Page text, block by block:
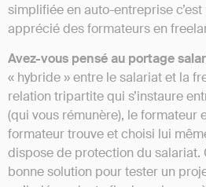
simplifiée en auto-entreprise
apprécié des formateurs en
Avez-vous pensé au portage
« hybride » entre le salariat et la
relation tripartite qui s’instaure
(qui vous rémunère), le formateur
formateur trouve et choisi lui
dispose de protection du salariat.
bonne solution pour tester un